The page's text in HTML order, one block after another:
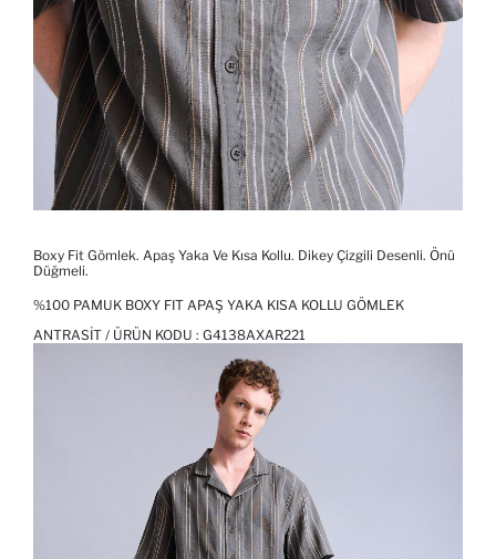
Boxy Fit Gömlek. Apaş Yaka Ve Kısa Kollu. Dikey Çizgili Desenli. Önü
Düğmeli.
%100 PAMUK BOXY FIT APAŞ YAKA KISA KOLLU GÖMLEK
ANTRASIT / ÜRÜN KODU : G4138AXAR221